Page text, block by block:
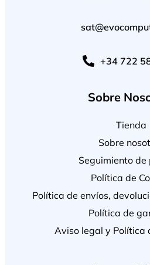
+34 722
Sobre
Tienda
Sobre
Seguimiento de
Política de
Política de envíos,
Política de
Aviso legal y Política